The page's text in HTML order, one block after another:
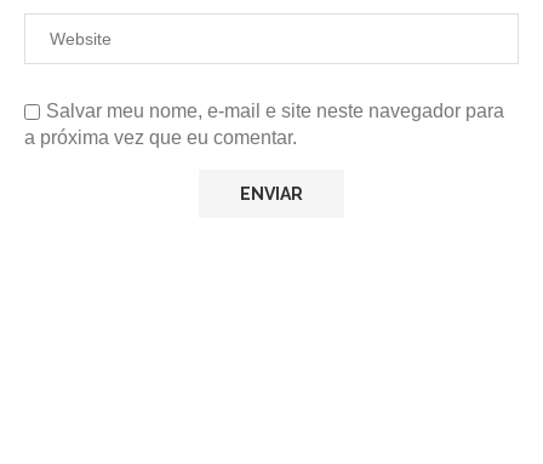
Salvar meu nome, e-mail e site neste navegador para
a próxima vez que eu comentar.